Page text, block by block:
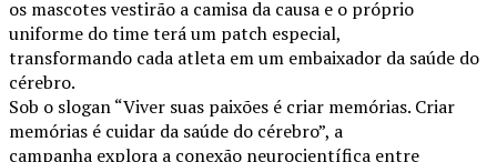
os mascotes vestirão a camisa da causa e o próprio
uniforme do time terá um patch especial,
transformando cada atleta em um embaixador da saúde do
cérebro.
Sob o slogan “Viver suas paixões é criar memórias. Criar
memórias é cuidar da saúde do cérebro”, a
campanha explora a conexão neurocientífica entre